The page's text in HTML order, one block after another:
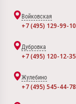
Войковская
+7 (495) 129-99-10
Дубровка
+7 (495) 120-12-35
Жулебино
+7 (495) 545-44-78